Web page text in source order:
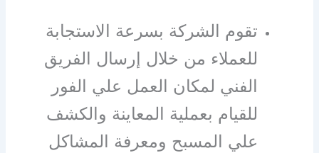
تقوم الشركة بسرعة الاستجابة
للعملاء من خلال إرسال الفريق
الفني لمكان العمل علي الفور
للقيام بعملية المعاينة والكشف
علي المسبح ومعرفة المشاكل